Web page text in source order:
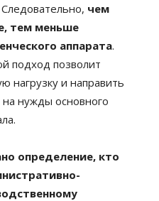
Следовательно, чем
тем меньше
аппарата.
подход позволит
нагрузку и направить
нужды основного
определение, кто